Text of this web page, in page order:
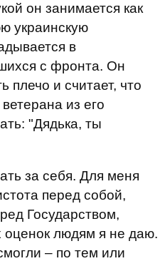
он занимается как
украинскую
в
с фронта. Он
плечо и считает, что
из его
"Дядька, ты
за себя. Для меня
перед собой,
Государством,
оценок людям я не даю.
– по тем или